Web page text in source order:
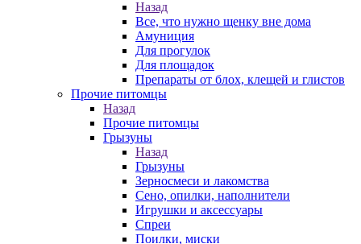
Назад
Все, что нужно щенку вне дома
Амуниция
Для прогулок
Для площадок
Препараты от блох, клещей и глистов
Прочие питомцы
Назад
Прочие питомцы
Грызуны
Назад
Грызуны
Зерносмеси и лакомства
Сено, опилки, наполнители
Игрушки и аксессуары
Спреи
Поилки, миски